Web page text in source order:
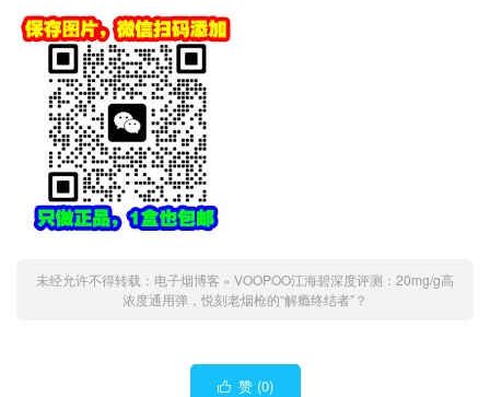
未经允许不得转载： 电子烟博客 » VOOPOO江海碧深度评测：20mg/g高
浓度通用弹，悦刻老烟枪的“解瘾终结者”？
 赞 (0)